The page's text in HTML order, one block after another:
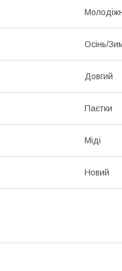
Осінь/
Довгий
Паєтки
Міді
Новий